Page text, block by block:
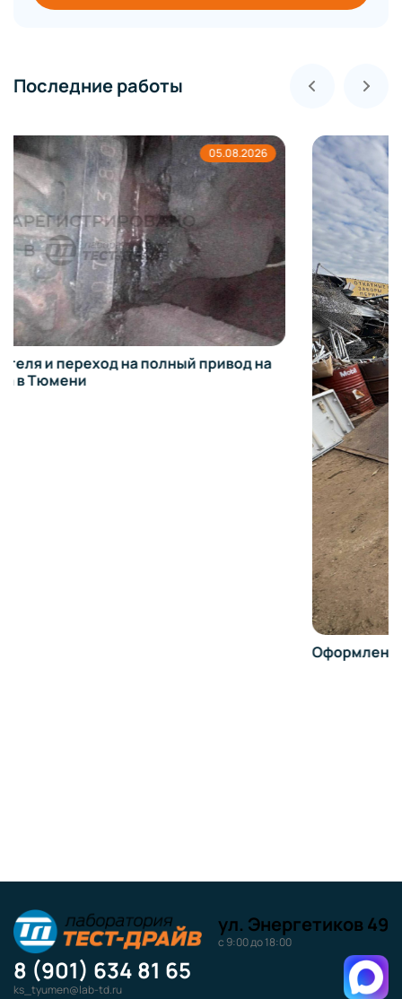
Последние работы
04.08.2026
Оформление обвеса на BMW 740D в Тюмени
ул. Энергетиков 49
с 9:00 до 18:00
8 (901) 634 81 65
ks_tyumen@lab-td.ru